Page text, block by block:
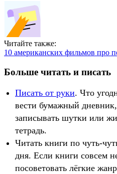
Читайте также:
10 американских фильмов про
Больше читать и писать
Писать от руки. Что
вести бумажный дневник,
записывать шутки или
тетрадь.
Читать книги по чуть-
дня. Если книги совсем
посоветовать лёгкие